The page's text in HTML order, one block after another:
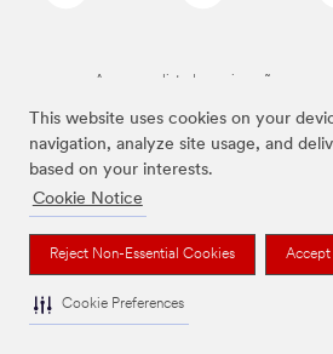
This website uses cookies on your
navigation, analyze site usage, and
based on your interests.
Cookie Notice
Reject Non-Essential Cookies Accept
Cookie Preferences
As marcas listadas a cima são